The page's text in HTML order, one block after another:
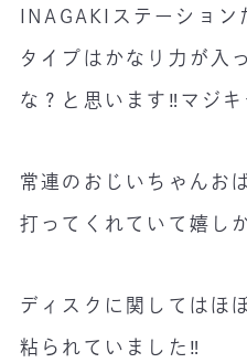
INAGAKIステーショ
タイプはかなり力が入
な？と思います‼️マジキ
常連のおじいちゃんお
打ってくれていて嬉し
ディスクに関してはほ
粘られていました‼️